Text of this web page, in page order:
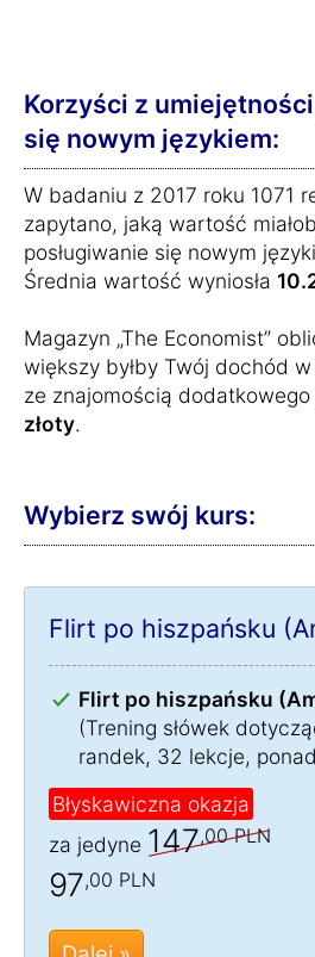
Korzyści z
się nowym językiem:
W badaniu z 2017 roku 1071
zapytano, jaką wartość
posługiwanie się nowym
Średnia wartość wyniosła
Magazyn „The Economist”
większy byłby Twój dochód
ze znajomością dodatkowego
złoty.
Wybierz swój kurs:
Flirt po hiszpańsku
Flirt po hiszpańsku
(Trening słówek
randek, 32 lekcje,
Błyskawiczna okazja
za jedyne 147,00 PLN
97,00 PLN